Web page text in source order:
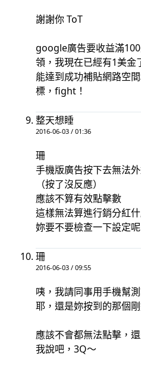
謝謝你 ToT
google廣告要收益滿
領，我現在已經有1美金
能達到成功補貼網路空
標，fight！
整天想睡
2016-06-03 / 01:36
珊
手機版廣告按下去無法
（按了沒反應）
應該不算有效點擊數
這樣無法算進行銷分紅
妳要不要檢查一下設定呢
珊
2016-06-03 / 09:55
咦，我請同事用手機幫
耶，還是妳按到的那個
應該不會都無法點擊，
我說吧，3Q～